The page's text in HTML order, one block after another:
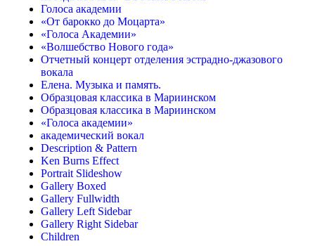
Голоса академии
«От барокко до Моцарта»
«Голоса Академии»
«Волшебство Нового года»
Отчетный концерт отделения эстрадно-джазового
вокала
Елена. Музыка и память.
Образцовая классика в Мариинском
Образцовая классика в Мариинском
«Голоса академии»
академический вокал
Description & Pattern
Ken Burns Effect
Portrait Slideshow
Gallery Boxed
Gallery Fullwidth
Gallery Left Sidebar
Gallery Right Sidebar
Children